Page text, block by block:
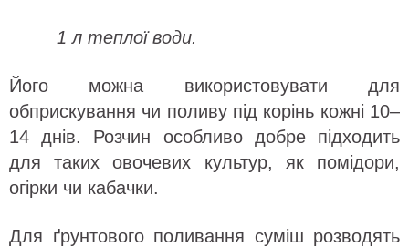
1 л теплої води.
Його можна використовувати для
обприскування чи поливу під корінь кожні 10–
14 днів. Розчин особливо добре підходить
для таких овочевих культур, як помідори,
огірки чи кабачки.
Для ґрунтового поливання суміш розводять